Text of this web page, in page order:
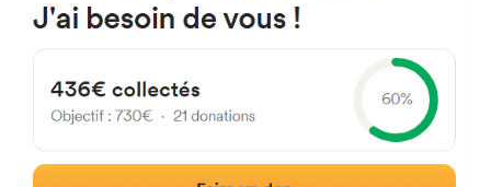
46174 Domeño, Valencia Spain
Calle Sector-2 Industrial Proyecto- 1
España
#4386
Frontón de pared izquierda